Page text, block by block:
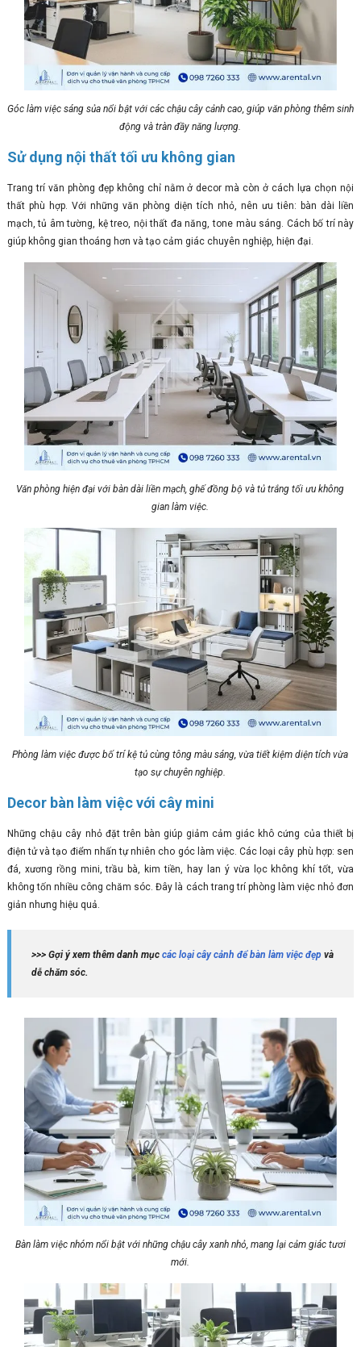
Góc làm việc sáng sủa nổi bật với các chậu cây cảnh cao, giúp văn phòng thêm sinh
động và tràn đầy năng lượng.
Sử dụng nội thất tối ưu không gian
Trang trí văn phòng đẹp không chỉ nằm ở decor mà còn ở cách lựa chọn nội
thất phù hợp. Với những văn phòng diện tích nhỏ, nên ưu tiên: bàn dài liền
mạch, tủ âm tường, kệ treo, nội thất đa năng, tone màu sáng. Cách bố trí này
giúp không gian thoáng hơn và tạo cảm giác chuyên nghiệp, hiện đại.
Văn phòng hiện đại với bàn dài liền mạch, ghế đồng bộ và tủ trắng tối ưu không
gian làm việc.
Phòng làm việc được bố trí kệ tủ cùng tông màu sáng, vừa tiết kiệm diện tích vừa
tạo sự chuyên nghiệp.
Decor bàn làm việc với cây mini
Những chậu cây nhỏ đặt trên bàn giúp giảm cảm giác khô cứng của thiết bị
điện tử và tạo điểm nhấn tự nhiên cho góc làm việc. Các loại cây phù hợp: sen
đá, xương rồng mini, trầu bà, kim tiền, hay lan ý vừa lọc không khí tốt, vừa
không tốn nhiều công chăm sóc. Đây là cách trang trí phòng làm việc nhỏ đơn
giản nhưng hiệu quả.
>>> Gợi ý xem thêm danh mục các loại cây cảnh để bàn làm việc đẹp và
dễ chăm sóc.
Bàn làm việc nhóm nổi bật với những chậu cây xanh nhỏ, mang lại cảm giác tươi
mới.